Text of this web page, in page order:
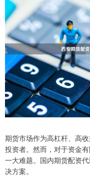
期货市场作为高杠杆、高
投资者。然而，对于资金
一大难题。国内期货配资
决方案。